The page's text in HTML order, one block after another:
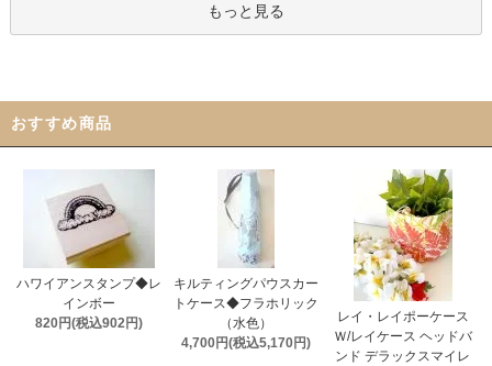
もっと見る
おすすめ商品
ハワイアンスタンプ◆レ
インボー
820円(税込902円)
キルティングパウスカー
トケース◆フラホリック
（水色）
4,700円(税込5,170円)
レイ・レイポーケース
Ｗ/レイケース ヘッドバ
ンド デラックスマイレ